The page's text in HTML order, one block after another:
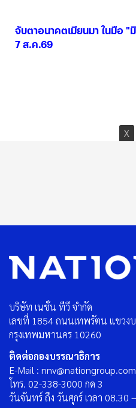
จับตาอนาคตเมียนมา ในมือ "มิน อ่อง ห
7 ส.ค.69
บริษัท เนชั่น ทีวี จำกัด
เลขที่ 1854 ถนนเทพรัตน แขวงบ
กรุงเทพมหานคร 10260
ติดต่อกองบรรณาธิการ
E-Mail : nnv@nationgroup.com
โทร. 02-338-3000 กด 3
วันจันทร์ ถึง วันศุกร์ เวลา 08.30